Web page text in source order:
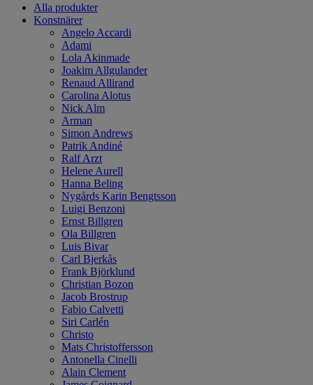
Alla produkter
Konstnärer
Angelo Accardi
Adami
Lola Akinmade
Joakim Allgulander
Renaud Allirand
Carolina Alotus
Nick Alm
Arman
Simon Andrews
Patrik Andiné
Ralf Arzt
Helene Aurell
Hanna Beling
Nygårds Karin Bengtsson
Luigi Benzoni
Ernst Billgren
Ola Billgren
Luis Bivar
Carl Bjerkås
Frank Björklund
Christian Bozon
Jacob Brostrup
Fabio Calvetti
Siri Carlén
Christo
Mats Christoffersson
Antonella Cinelli
Alain Clement